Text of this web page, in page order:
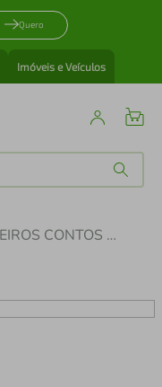
Quero
Imóveis e Veículos
PRIMEIROS CONTOS DE TRUMAN CAPOTE